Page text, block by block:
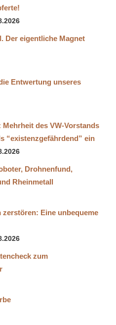
Der eigentliche Magnet
Entwertung unseres
des VW-Vorstands
“existenzgefährdend” ein
Drohnenfund,
Rheinmetall
Eine unbequeme
zum